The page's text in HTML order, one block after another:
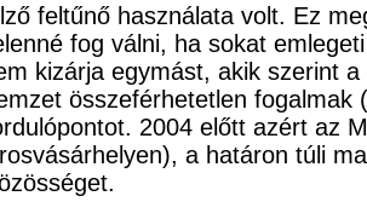
feltűnő használata volt. Ez
fog válni, ha sokat
kizárja egymást, akik szerint
összeférhetetlen
2004 előtt azért az
a határon túli